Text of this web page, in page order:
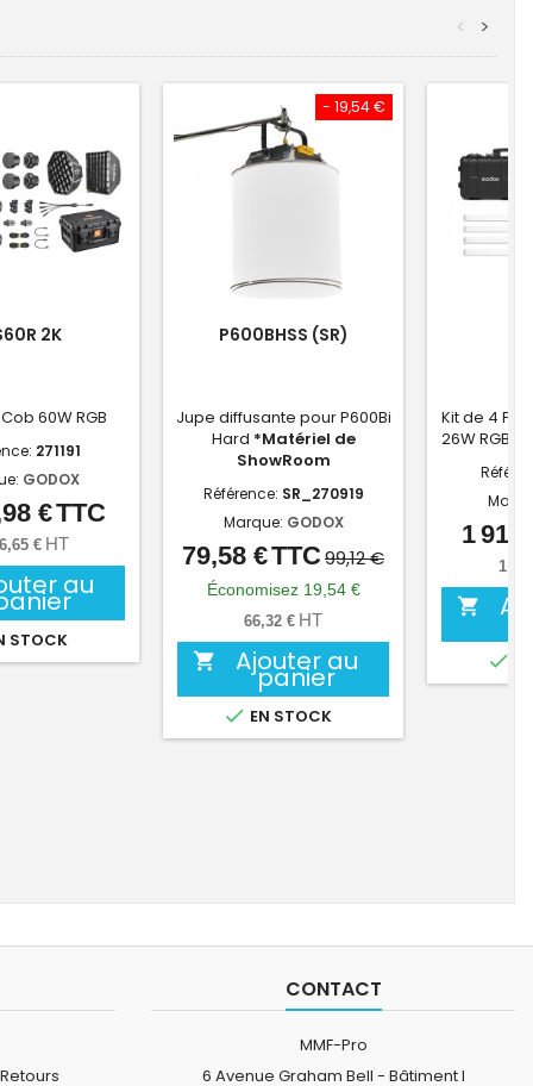
>
<
2K
60W RGB
271191
GODOX
Prix€TTC
€ HT
au
STOCK
- 19,54 €
P600BHSS (SR)
Jupe diffusante pour P600Bi
Hard *Matériel de
ShowRoom
Référence: SR_270919
Marque: GODOX
Prix
Prix
de
base
79,58 €TTC99,12 €
Économisez 19,54 €
66,32 € HT
 Ajouter au
panier
 EN STOCK
Kit de 4
26W RGBW
1
1


CONTACT
MMF-Pro
6 Avenue Graham Bell - Bâtiment I